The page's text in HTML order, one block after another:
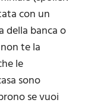
con un
della banca o
te la
le
sono
se vuoi